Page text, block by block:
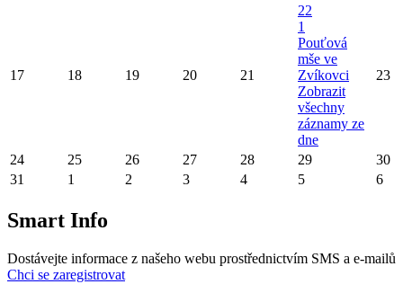
17 18 19 20 21
22
1
Pouťová
mše ve
Zvíkovci
Zobrazit
všechny
záznamy ze
dne
23
24 25 26 27 28 29
30
31
1 2 3 4 5 6
Smart Info
Dostávejte informace z našeho webu prostřednictvím SMS a e-mailů
Chci se zaregistrovat